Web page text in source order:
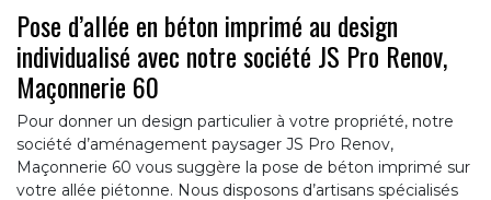
Pose d’allée en béton imprimé au design
individualisé avec notre société JS Pro Renov,
Maçonnerie 60
Pour donner un design particulier à votre propriété, notre
société d’aménagement paysager JS Pro Renov,
Maçonnerie 60 vous suggère la pose de béton imprimé sur
votre allée piétonne. Nous disposons d’artisans spécialisés